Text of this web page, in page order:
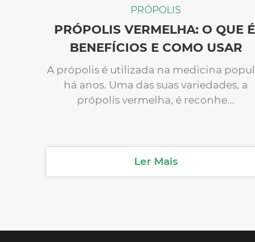
PRÓPOLIS
PRÓPOLIS VERMELHA: O QUE
BENEFÍCIOS E COMO USAR
A própolis é utilizada na medicina
há anos. Uma das suas variedades, a
própolis vermelha, é reconhe...
Ler Mais